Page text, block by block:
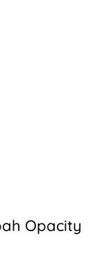
Opacity